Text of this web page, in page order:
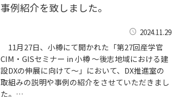
事例紹介を致しました。
2024.11.29
11月27日、小樽にて開かれた「第27回産学官
CIM・GISセミナー in 小樽 ～後志地域における建
設DXの伸展に向けて～」において、DX推進室の
取組みの説明や事例の紹介をさせていただきまし
た。…